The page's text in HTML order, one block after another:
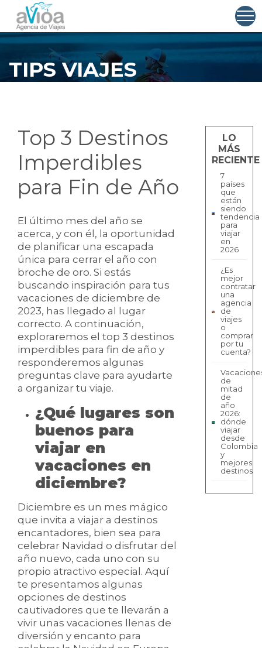
TIPS VIAJES
Top 3 Destinos
Imperdibles
para Fin de Año
El último mes del año se
acerca, y con él, la oportunidad
de planificar una escapada
única para cerrar el año con
broche de oro. Si estás
buscando inspiración para tus
vacaciones de diciembre de
2023, has llegado al lugar
correcto. A continuación,
exploraremos el top 3 destinos
imperdibles para fin de año y
responderemos algunas
preguntas clave para ayudarte
a organizar tu viaje.
¿Qué lugares son
buenos para
viajar en
vacaciones en
diciembre?
Diciembre es un mes mágico
que invita a viajar a destinos
encantadores, bien sea para
celebrar Navidad o disfrutar del
año nuevo, cada uno con su
propio atractivo especial. Aquí
te presentamos algunas
opciones de destinos
cautivadores que te llevarán a
vivir unas vacaciones llenas de
diversión y encanto para
LO
MÁS
RECIENTE
7
países
que
están
siendo
tendencia
para
viajar
en
2026
¿Es
mejor
contratar
una
agencia
de
viajes
o
comprar
por tu
cuenta?
de
mitad
de
año
2026:
dónde
viajar
desde
Colombia
y
mejores
destinos